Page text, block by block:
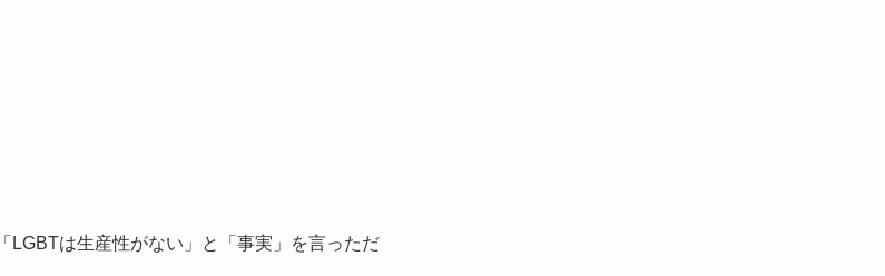
LGBTは生産性がない」と「事実」を言っただ